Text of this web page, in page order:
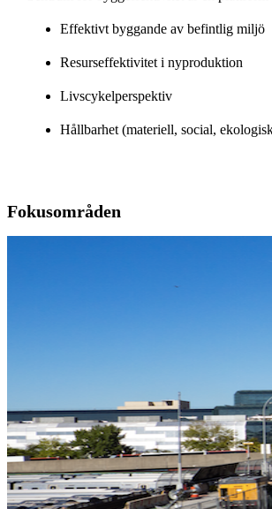
Effektivt byggande av befintlig miljö
Resurseffektivitet i nyproduktion
Livscykelperspektiv
Hållbarhet (materiell, social,
Fokusområden